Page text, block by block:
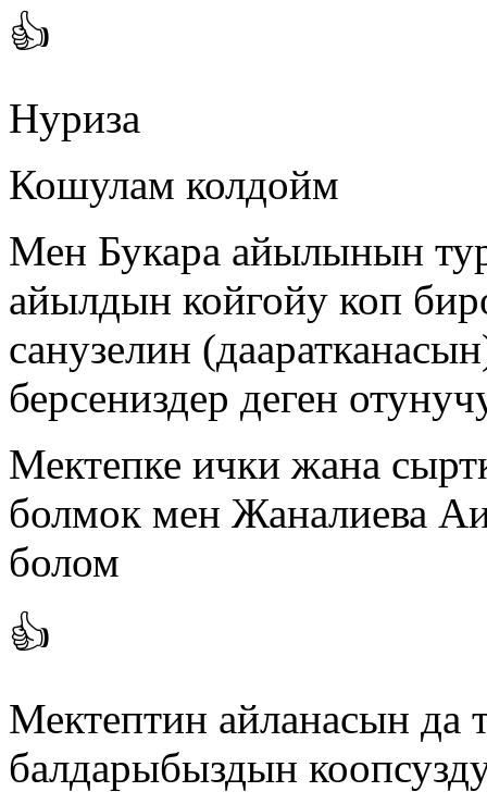
👍
Нуриза
Кошулам колдойм
Мен Букара айылынын
айылдын койгойу коп
санузелин
берсениздер деген
Мектепке ички жана
болмок мен Жаналиева
болом
👍
Мектептин айланасын да
балдарыбыздын